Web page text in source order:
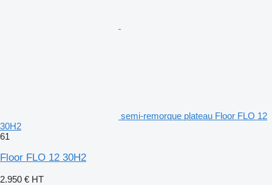
semi-remorque plateau Floor FLO 12
30H2
61
Floor FLO 12 30H2
2.950 € HT